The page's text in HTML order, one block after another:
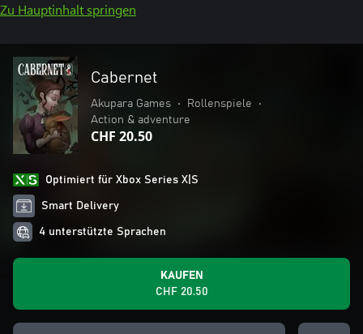
Zu Hauptinhalt springen
Cabernet
Akupara Games • Rollenspiele
•
Action & adventure
CHF 20.50
Optimiert für Xbox Series X|S
Smart Delivery
4 unterstützte Sprachen
KAUFEN
CHF 20.50